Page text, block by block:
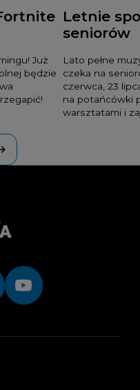
Już
będzie
Letnie
seniorów
Lato pełne
czeka na
czerwca, 23
na potańcówki
warsztatami i